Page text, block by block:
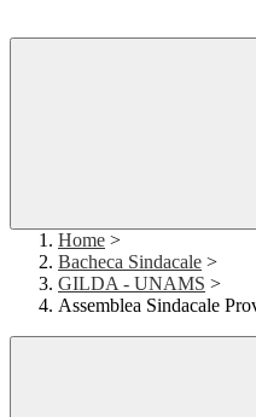
Home >
Bacheca Sindacale >
GILDA - UNAMS >
Assemblea Sindacale